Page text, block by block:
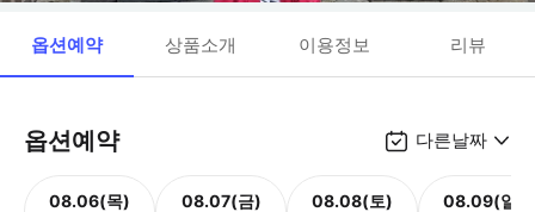
옵션예약 상품소개 이용정보 리뷰
옵션예약 다른날짜
08.06(목) 08.07(금) 08.08(토) 08.09(일)